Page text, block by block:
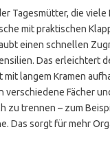
Tagesmütter, die viele
mit praktischen
einen schnellen
Das erleichtert
mit langem Kramen
verschiedene Fächer
zu trennen – zum
Das sorgt für mehr